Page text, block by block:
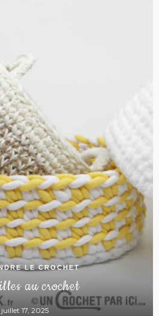
LE CROCHET
au crochet
juillet 17, 2025